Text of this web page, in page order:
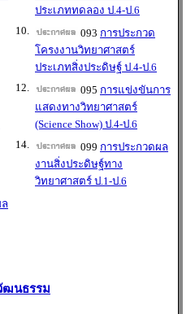
ประเภททดลอง ป.4-ป.6
10. 093 การประกวด
โครงงานวิทยาศาสตร์
ประเภทสิ่งประดิษฐ์ ป.4-ป.6
12. 095 การแข่งขันการ
แสดงทางวิทยาศาสตร์
(Science Show) ป.4-ป.6
14. 099 การประกวดผล
งานสิ่งประดิษฐ์ทาง
วิทยาศาสตร์ ป.1-ป.6
ฒนธรรม